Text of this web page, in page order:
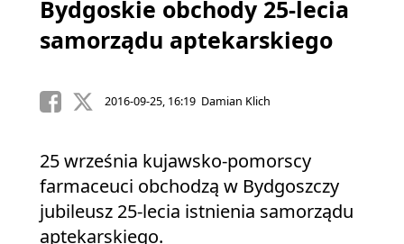
Bydgoskie obchody 25-lecia
samorządu aptekarskiego
2016-09-25, 16:19 Damian Klich
25 września kujawsko-pomorscy
farmaceuci obchodzą w Bydgoszczy
jubileusz 25-lecia istnienia samorządu
aptekarskiego.